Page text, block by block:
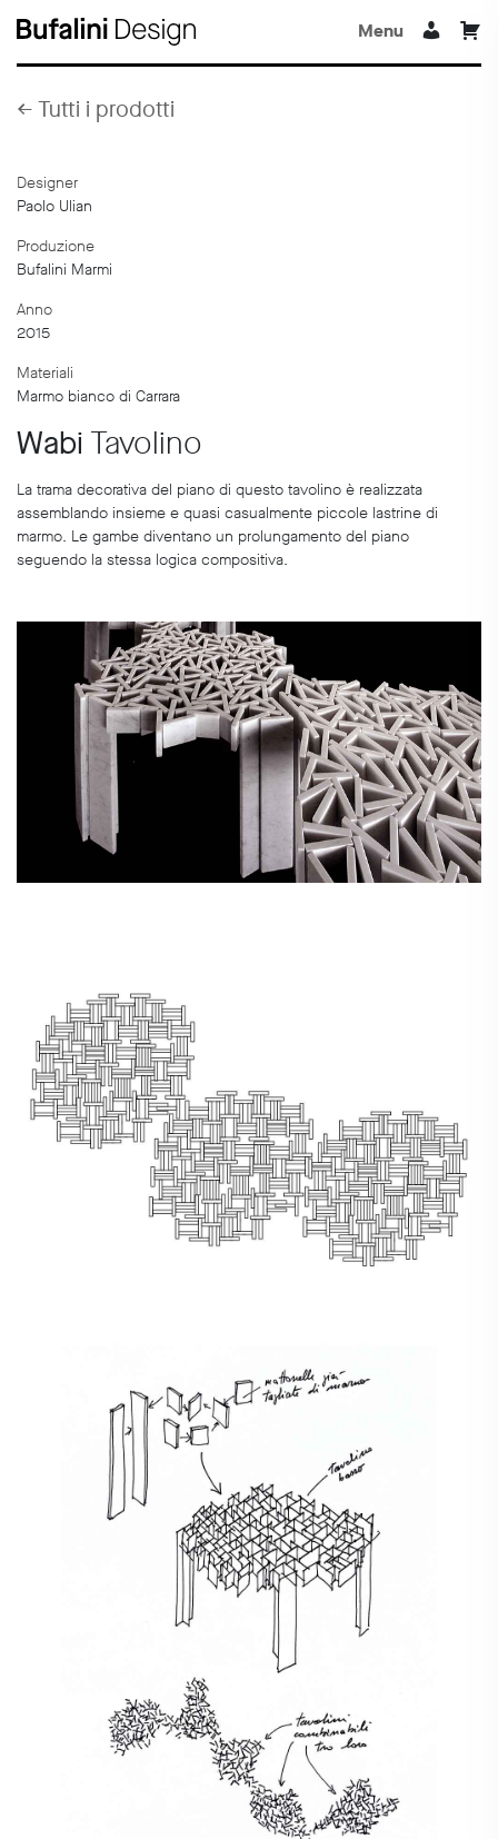
Menu
←Tutti i prodotti
Designer
Paolo Ulian
Produzione
Bufalini Marmi
Anno
2015
Materiali
Marmo bianco di Carrara
Wabi Tavolino
La trama decorativa del piano di questo tavolino è realizzata
assemblando insieme e quasi casualmente piccole lastrine di
marmo. Le gambe diventano un prolungamento del piano
seguendo la stessa logica compositiva.